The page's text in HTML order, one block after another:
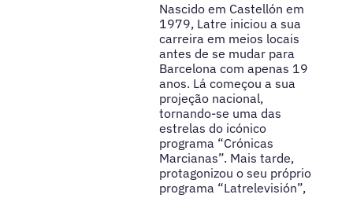
Nascido em Castellón em
1979, Latre iniciou a sua
carreira em meios locais
antes de se mudar para
Barcelona com apenas 19
anos. Lá começou a sua
projeção nacional,
tornando-se uma das
estrelas do icónico
programa “Crónicas
Marcianas”. Mais tarde,
protagonizou o seu próprio
programa “Latrelevisión”,